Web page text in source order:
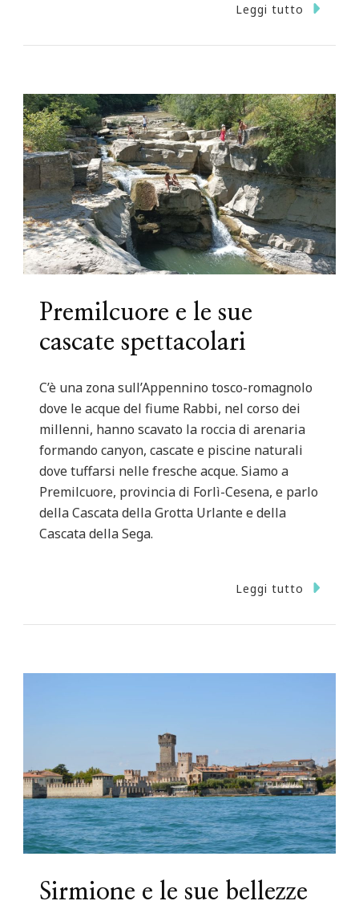
Leggi tutto
Premilcuore e le sue
cascate spettacolari
C’è una zona sull’Appennino tosco-romagnolo
dove le acque del fiume Rabbi, nel corso dei
millenni, hanno scavato la roccia di arenaria
formando canyon, cascate e piscine naturali
dove tuffarsi nelle fresche acque. Siamo a
Premilcuore, provincia di Forlì-Cesena, e parlo
della Cascata della Grotta Urlante e della
Cascata della Sega.
Leggi tutto
Sirmione e le sue bellezze